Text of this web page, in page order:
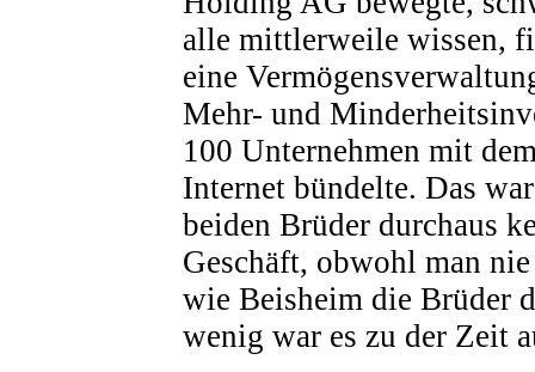
alle mittlerweile wissen,
eine
Mehr- und
100 Unternehmen mit
Internet bündelte. Das
beiden Brüder durchaus
Geschäft, obwohl man
wie Beisheim die Brüder
wenig war es zu der Zeit